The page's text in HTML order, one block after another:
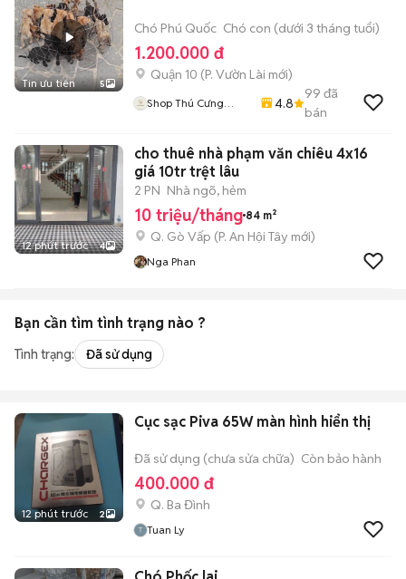
Tin ưu tiên 5
Chó Phú Quốc Chó con (dưới 3 tháng tuổi)
1.200.000 đ
Quận 10 (P. Vườn Lài mới)
Shop Thú Cưng
4.8
99 đã
bán
12 phút trước 4
cho thuê nhà phạm văn chiêu 4x16
giá 10tr trệt lâu
2 PN Nhà ngõ, hẻm
10 triệu/tháng 84 m²
Q. Gò Vấp (P. An Hội Tây mới)
Nga Phan
Bạn cần tìm tình trạng nào ?
Tình trạng: Đã sử dụng
12 phút trước 2
Cục sạc Piva 65W màn hình hiển thị
Đã sử dụng (chưa sửa chữa) Còn bảo hành
400.000 đ
Q. Ba Đình
Tuan Ly